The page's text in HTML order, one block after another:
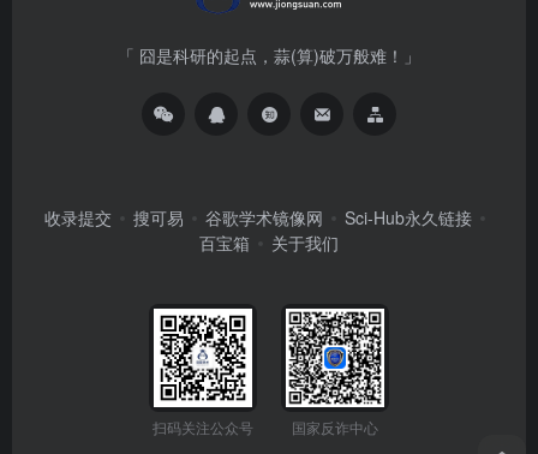
「 囧是科研的起点，蒜(算)破万般难！」
收录提交 搜可易 谷歌学术镜像网
Sci-Hub永久链接
百宝箱
关于我们
扫码关注公众号 国家反诈中心